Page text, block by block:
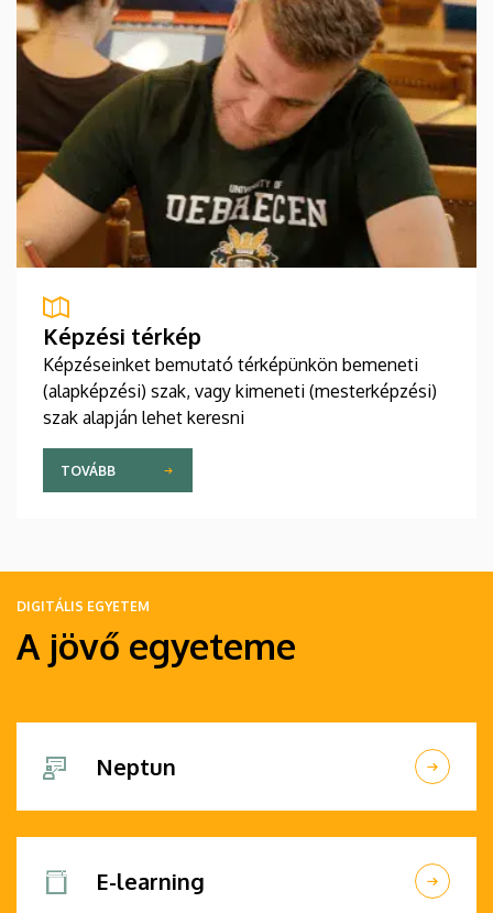
Képzési térkép
Képzéseinket bemutató térképünkön bemeneti
(alapképzési) szak, vagy kimeneti (mesterképzési)
szak alapján lehet keresni
TOVÁBB
DIGITÁLIS EGYETEM
A jövő egyeteme
Neptun
E-learning